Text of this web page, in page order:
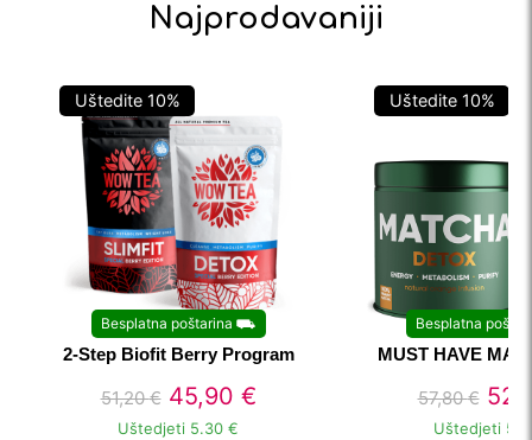
Najprodavaniji
Uštedite 10%
Besplatna poštarina ⛟
2-Step Biofit Berry Program
51,20€ 45,90 €
Uštedjeti 5.30 €
Uštedite 10%
Besplatna
MUST HAVE
57,80€
Uštedjeti